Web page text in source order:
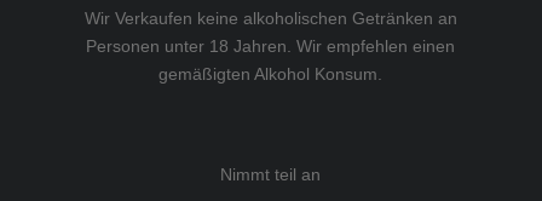
Wir Verkaufen keine alkoholischen Getränken an
Personen unter 18 Jahren. Wir empfehlen einen
gemäßigten Alkohol Konsum.
Nimmt teil an